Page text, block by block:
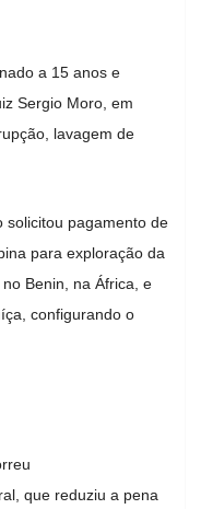
a 15 anos e
Sergio Moro, em
lavagem de
solicitou pagamento de
para exploração da
Benin, na África, e
configurando o
que reduziu a pena